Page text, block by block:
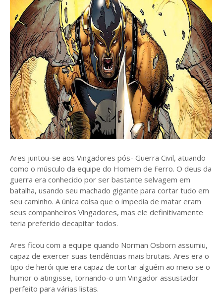
Ares juntou-se aos Vingadores pós- Guerra Civil, atuando
como o músculo da equipe do Homem de Ferro. O deus da
guerra era conhecido por ser bastante selvagem em
batalha, usando seu machado gigante para cortar tudo em
seu caminho. A única coisa que o impedia de matar eram
seus companheiros Vingadores, mas ele definitivamente
teria preferido decapitar todos.
Ares ficou com a equipe quando Norman Osborn assumiu,
capaz de exercer suas tendências mais brutais. Ares era o
tipo de herói que era capaz de cortar alguém ao meio se o
humor o atingisse, tornando-o um Vingador assustador
perfeito para várias listas.